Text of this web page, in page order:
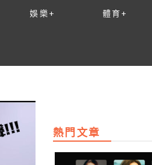
娛樂+ 體育+
熱門文章